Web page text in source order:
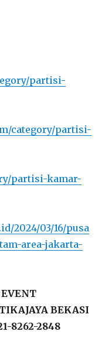
partisi-
category/partisi-
partisi-kamar-
2024/03/16/pusa
area-jakarta-
EVENT
BEKASI
8262-2848